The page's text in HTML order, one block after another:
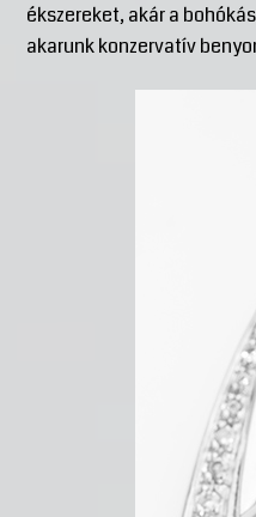
ékszereket, akár a
akarunk konzervatív